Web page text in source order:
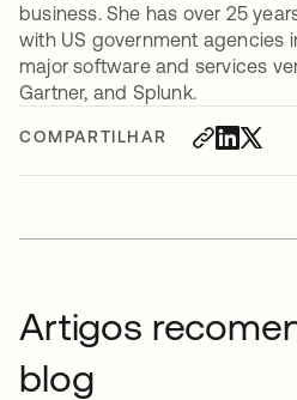
COMPARTILHAR
business. She has over 25
with US government agencies
major software and services
Gartner, and Splunk.
Artigos
blog